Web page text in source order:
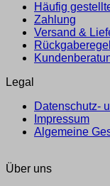
Häufig
Zahlung
Versand &
Legal
Datenschutz-
Impressum
Algemeine
Über uns